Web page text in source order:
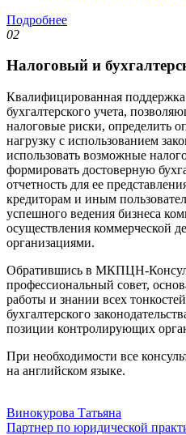
Подробнее
02
Налоговый и
Квалифицированная
бухгалтерского учета,
налоговые риски, определить
нагрузку с использованием
использовать возможные
формировать достоверную
отчетность для ее
кредиторам и иным
успешного ведения бизнеса
осуществления коммерческой
организациями.
Обратившись в МКПЦН-
профессиональный совет,
работы и знании всех
бухгалтерского
позиции контролирующих
При необходимости все
на английском языке.
Винокурова Татьяна
Партнер по юридической